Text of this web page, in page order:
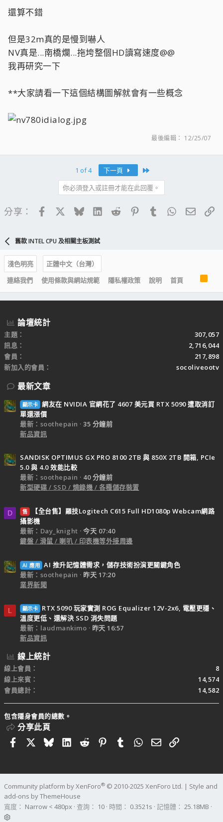
還算不錯
但是32m真的是慢到嚇人
NV真是...南橋爛...拖垮整個HD讀寫速度@@
我再研究一下
**大家請看一下這個結構圖解就會有一些概念
最後編輯： 12/25/07
1 of 4 下一頁
你必須登入或註冊才能在此回覆。
分享： FacebookBlueskyLinkedIn
Reddit PinterestTumblrWhatsApp
電子
舊款 INTEL CPU 及相關主板測試
淺色明亮
正體中文（台灣）
連絡我們
使用條款與網站規範 隱私權政策 說明 首頁
S
論壇統計
主題
307,057
訊息
2,716,044
會員
217,898
新加入的會員
socoliveootv
最新文章
顯示卡 網友在 NVIDIA 官網花了 4607 美元買 RTX 5090 遭取消訂
單還漲價
最新：soothepain
35 分鐘前
新品資訊
SANDISK OPTIMUS GX PRO 8100 2TB 與 850X 2TB 開箱, PCIe
5.0 與 4.0 效能比較
最新：soothepain
40 分鐘前
新型硬碟 / SSD / 燒錄機 / 各種儲存裝置
D 售
【全台售】羅技Logitech C615 Full HD1080p Webcam網路
攝影機
最新：Day_knight
今天 07:40
鍵盤 / 滑鼠 / 喇叭 / 印表機等外接周邊
AI 應用 AI 推升記憶體需求，儲存技術扮演更關鍵角色
最新：soothepain
昨天 17:20
業界新聞
L 顯示卡
RTX 5090 玩家實測 ROG Equalizer 12V-2x6, 電壓更穩、
溫度更低、還解決 SSD 消失問題
最新：laudmankimo
昨天 16:57
新品資訊
線上統計
線上會員
8
線上來賓
14,574
會員總計
14,582
包含隱身會員的總數。
分享此頁
FacebookBlueskyLinkedIn
RedditPinterestTumblrWhatsApp
電子郵件
連結
Community platform by XenForo® © 2010-2025 XenForo Ltd. | Style and
add-ons by ThemeHouse
寬度
查詢 10 時間 0.3521s 記憶體 25.18MB